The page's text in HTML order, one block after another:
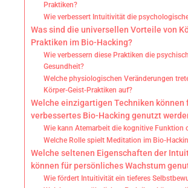
Praktiken?
Wie verbessert Intuitivität die
Was sind die universellen Vorteile von
Praktiken im Bio-Hacking?
Wie verbessern diese Praktiken die
Gesundheit?
Welche physiologischen Veränderungen
Körper-Geist-Praktiken auf?
Welche einzigartigen Techniken können
verbessertes Bio-Hacking genutzt
Wie kann Atemarbeit die kognitive Funktion
Welche Rolle spielt Meditation im Bio-
Welche seltenen Eigenschaften der
können für persönliches Wachstum
Wie fördert Intuitivität ein tieferes